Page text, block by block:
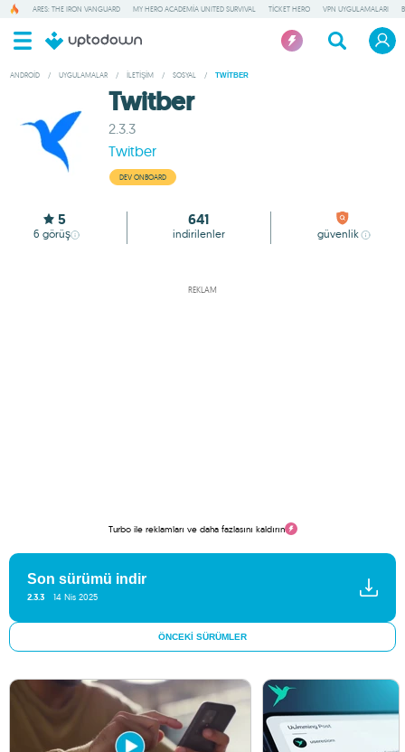
ARES: THE IRON VANGUARD MY HERO ACADEMIA UNITED SURVIVAL TICKET HERO VPN UYGULAMALARI
ANDROID / UYGULAMALAR / İLETIŞIM / SOSYAL / TWITBER
Twitber
2.3.3
Twitber
DEV ONBOARD
5
6 görüş
641
indirilenler güvenlik
REKLAM
Turbo ile reklamları ve daha fazlasını kaldırın
Son sürümü indir
2.3.3 14 Nis 2025
ÖNCEKI SÜRÜMLER